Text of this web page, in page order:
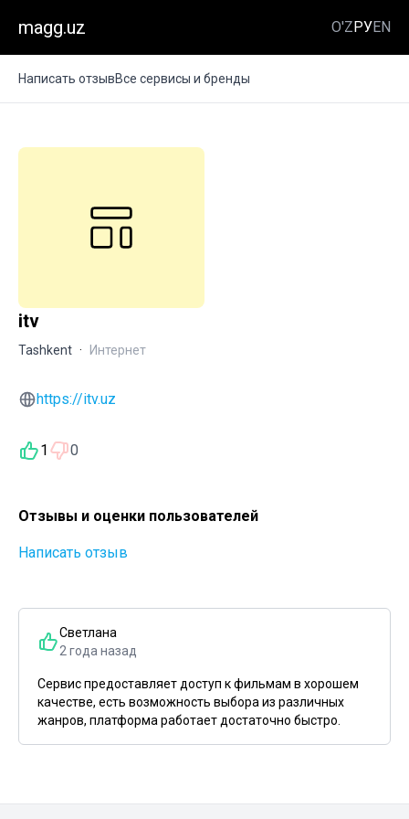
magg.uz O'ZРУEN
Написать отзывВсе сервисы и бренды
itv
Tashkent · Интернет
https://itv.uz
1 0
Отзывы и оценки пользователей
Написать отзыв
Светлана
2 года назад
Сервис предоставляет доступ к фильмам в хорошем
качестве, есть возможность выбора из различных
жанров, платформа работает достаточно быстро.